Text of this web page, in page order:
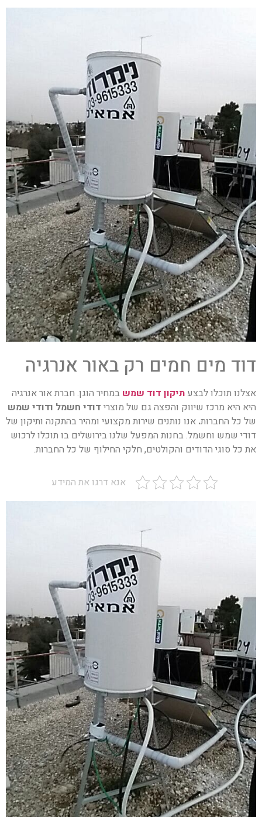
דוד מים חמים רק באור אנרגיה
אצלנו תוכלו לבצע תיקון דוד שמש במחיר הוגן. חברת אור אנרגיה
היא היא מרכז שיווק והפצה גם של מוצרי דודי חשמל ודודי שמש
של כל החברות. אנו נותנים שירות מקצועי ומהיר בהתקנה ותיקון של
דודי שמש וחשמל. בחנות המפעל שלנו בירושלים בו תוכלו לרכוש
את כל סוגי הדודים והקולטים, חלקי החילוף של כל החברות.
אנא דרגו את המידע